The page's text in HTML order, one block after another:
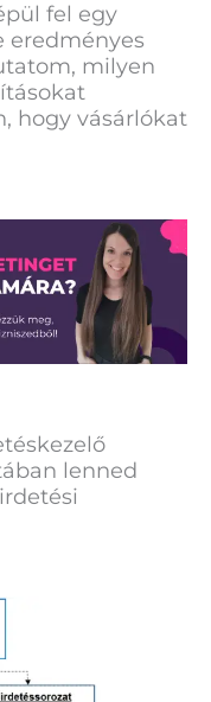
fel egy
eredményes
milyen
hogy vásárlókat
lenned